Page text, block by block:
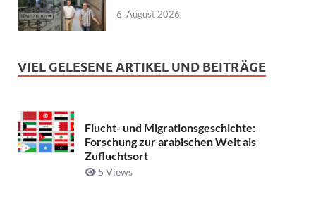
6. August 2026
VIEL GELESENE ARTIKEL UND BEITRÄGE
Flucht- und Migrationsgeschichte:
Forschung zur arabischen Welt als
Zufluchtsort
5 Views